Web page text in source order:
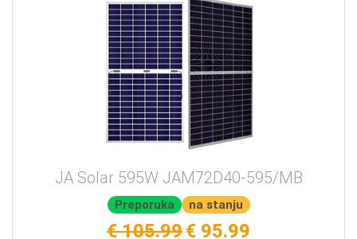
JA Solar 595W JAM72D40-595/MB
Preporuka na stanju
€ 105.99€ 95.99